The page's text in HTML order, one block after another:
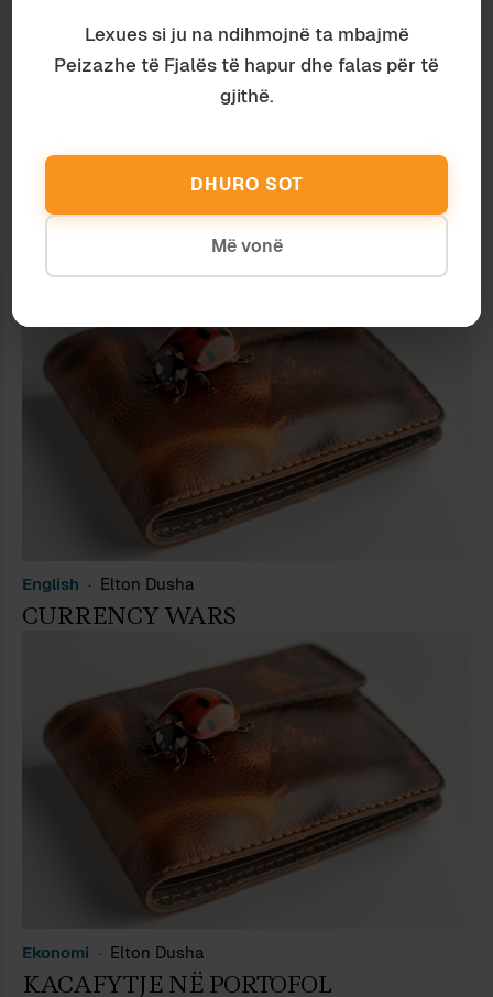
Albanologji Ardian Vehbiu
DITËT E JAVËS SHQIPE NË 3D
English Elton Dusha
CURRENCY WARS
Ekonomi Elton Dusha
KACAFYTJE NË PORTOFOL
Lexues si ju na ndihmojnë ta mbajmë
Peizazhe të Fjalës të hapur dhe falas për të
gjithë.
DHURO SOT
Më vonë